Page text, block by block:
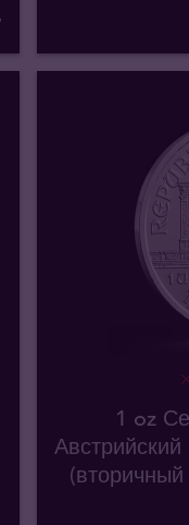
1 oz